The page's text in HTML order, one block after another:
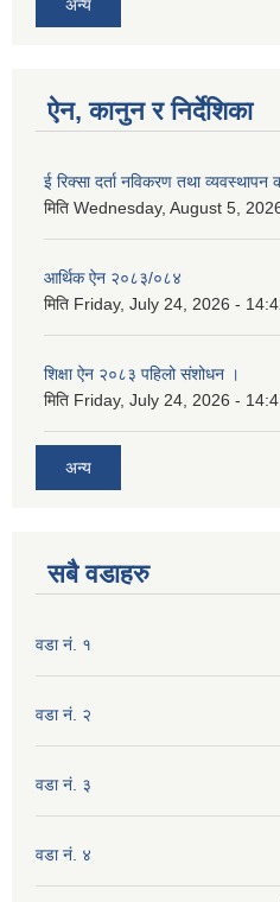
अन्य
ऐन, कानुन र निर्देशिका
ई रिक्सा दर्ता नविकरण तथा व्यवस्थापन
मिति Wednesday, August 5,
आर्थिक ऐन २०८३/०८४
मिति Friday, July 24, 2026 -
शिक्षा ऐन २०८३ पहिलो संशोधन ।
मिति Friday, July 24, 2026 -
अन्य
सबै वडाहरु
वडा नं. १
वडा नं. २
वडा नं. ३
वडा नं. ४